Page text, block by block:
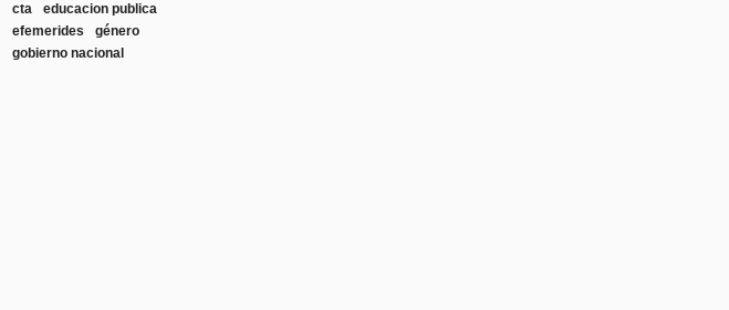
cta
educacion publica
efemerides
género
gobierno nacional